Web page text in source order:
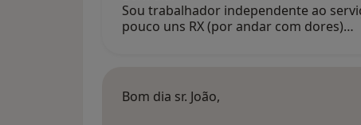
Sou trabalhador independente ao
pouco uns RX (por andar com dores)…
Bom dia sr. João,